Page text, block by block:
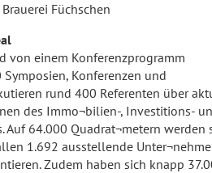
Füchschen
von einem Konferenzprogramm
Konferenzen und
rund 400 Referenten über
des Immo¬bilien-, Investitions-
Auf 64.000 Quadrat¬metern werden
1.692 ausstellende
Zudem haben sich knapp